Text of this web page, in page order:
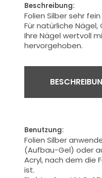
Beschreibung:
Folien Silber sehr
Für natürliche
Ihre Nägel wertvoll
hervorgehoben.
Benutzung:
Folien Silber
(Aufbau-Gel) oder
Acryl, nach dem die
ist.